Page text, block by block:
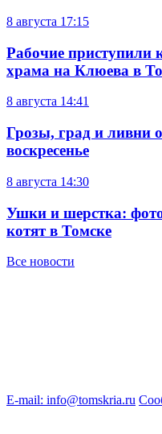
8 августа 17:15
Рабочие приступили
храма на Клюева в
8 августа 14:41
Грозы, град и ливни
воскресенье
8 августа 14:30
Ушки и шерстка:
котят в Томске
Все новости
E-mail: info@tomskria.ru